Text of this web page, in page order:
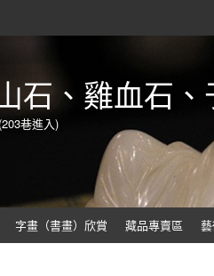
石、雞血石
巷進入)
字畫（書畫）欣賞 藏品專賣區